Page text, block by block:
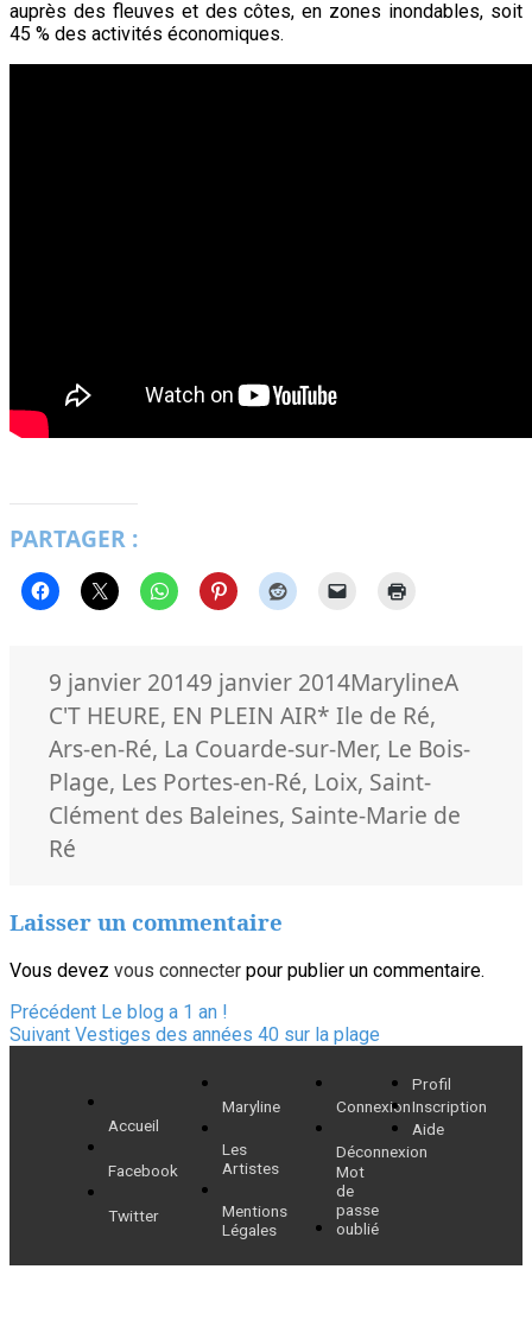
auprès des fleuves et des côtes, en zones inondables, soit
45 % des activités économiques.
PARTAGER :
Publié
le
9 janvier 20149 janvier 2014Auteur
MarylineA
C'T HEURE, EN PLEIN AIRMots-
clés
* Ile de Ré,
Ars-en-Ré, La Couarde-sur-Mer, Le Bois-
Plage, Les Portes-en-Ré, Loix, Saint-
Clément des Baleines, Sainte-Marie de
Ré
Laisser un commentaire
Vous devez vous connecter pour publier un commentaire.
Navigation
de
l’article
Précédent Article
précédent :
Le blog a 1 an !
Suivant Article
Vestiges des années 40 sur la plage
Accueil
Facebook
Twitter
Maryline
Les
Artistes
Mentions
Légales
Connexion
Déconnexion
Mot
de
passe
oublié
Profil
Inscription
Aide